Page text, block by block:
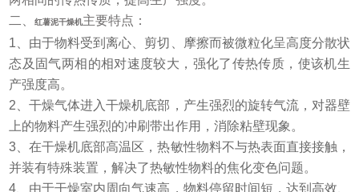
二、红薯泥干燥机主要特点：
1 、由于物料受到离心、剪切、摩擦而被微粒化呈高度分散状
态及固气两相的相对速度较大，强化了传热传质，使该机生
产强度高。
2 、干燥气体进入干燥机底部，产生强烈的旋转气流，对器壁
上的物料产生强烈的冲刷带出作用，消除粘壁现象。
3 、在干燥机底部高温区，热敏性物料不与热表面直接接触，
并装有特殊装置，解决了热敏性物料的焦化变色问题。
4 、由于干燥室内周向气速高，物料停留时间短，达到高效、